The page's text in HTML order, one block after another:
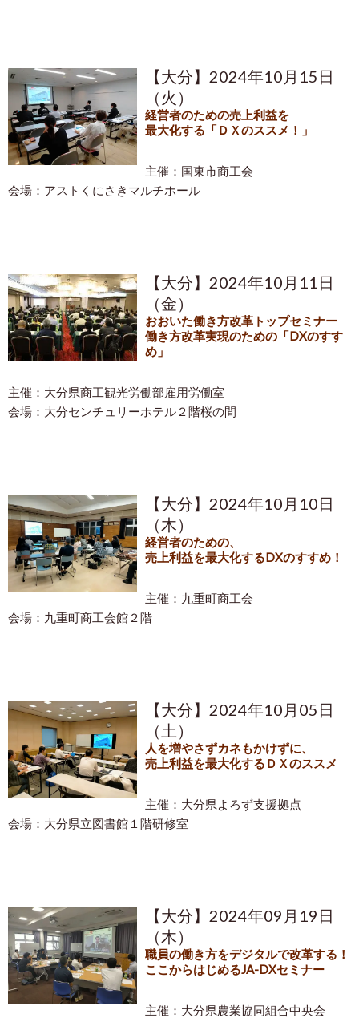
【大分】2024年10月15日
（火）
経営者のための売上利益を
最大化する「ＤＸのススメ！」
主催：国東市商工会
会場： アストくにさきマルチホール
【大分】2024年10月11日
（金）
おおいた働き方改革トップセミナー
働き方改革実現のための「DXのすす
め」
主催：大分県商工観光労働部雇用労働室
会場：大分センチュリーホテル２階桜の間
【大分】2024年10月10日
（木）
経営者のための、
売上利益を最大化するDXのすすめ！
主催：九重町商工会
会場：九重町商工会館２階
【大分】2024年10月05日
（土）
人を増やさずカネもかけずに、
売上利益を最大化するＤＸのススメ
主催：大分県よろず支援拠点
会場：大分県立図書館１階研修室
【大分】2024年09月19日
（木）
職員の働き方をデジタルで改革する！
ここからはじめるJA-DXセミナー
主催：大分県農業協同組合中央会